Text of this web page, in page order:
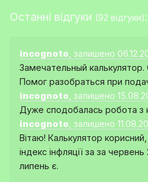
Останні відгуки (92 відгуки):
incognoto , залишено
Замечательный
Помог разобраться при
incognoto , залишено
Дуже сподобалась робота з
incognoto , залишено
Вітаю! Калькулятор
індекс інфляції за за
липень є.